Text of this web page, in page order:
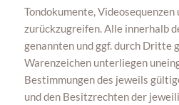
Tondokumente, Videosequenzen
zurückzugreifen. Alle innerhalb
genannten und ggf. durch Dritte
Warenzeichen unterliegen
Bestimmungen des jeweils
und den Besitzrechten der